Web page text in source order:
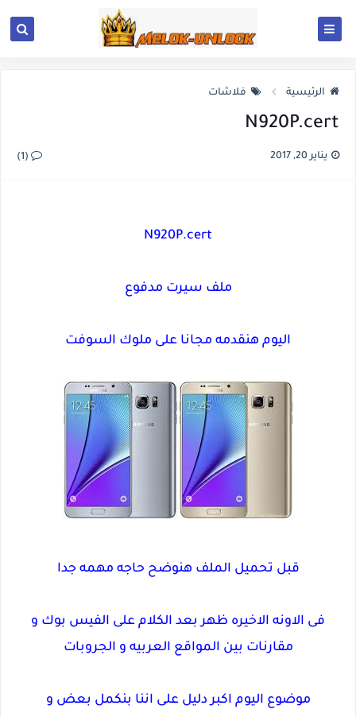
الرئيسية فلاشات
N920P.cert
يناير 20, 2017 (1)
N920P.cert
ملف سيرت مدفوع
اليوم هنقدمه مجانا على ملوك السوفت
قبل تحميل الملف هنوضح حاجه مهمه جدا
فى الاونه الاخيره ظهر بعد الكلام على الفيس بوك و
مقارنات بين المواقع العربيه و الجروبات
موضوع اليوم اكبر دليل على اننا بنكمل بعض و